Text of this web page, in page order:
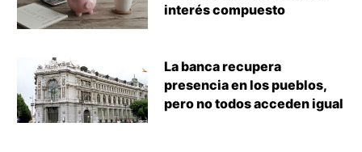
interés compuesto
La banca recupera
presencia en los pueblos,
pero no todos acceden igual